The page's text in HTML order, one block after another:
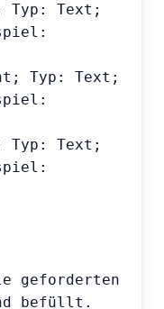
Text;
Typ: Text;
Text;
geforderten
befüllt.